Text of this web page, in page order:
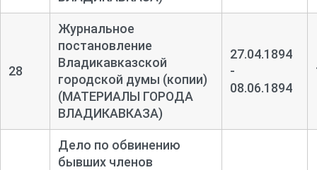
28
Журнальное
постановление
Владикавказской
городской думы (копии)
(МАТЕРИАЛЫ ГОРОДА
ВЛАДИКАВКАЗА)
27.04.1894
-
08.06.1894
Дело по обвинению
бывших членов